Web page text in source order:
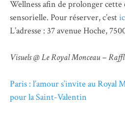
Wellness afin de prolonger cette
sensorielle. Pour réserver, c’est
L’adresse : 37 avenue Hoche,
Visuels @ Le Royal Monceau –
Paris : l’amour s’invite au Royal
pour la Saint-Valentin